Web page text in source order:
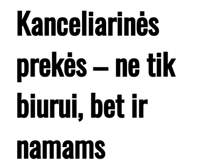
Kanceliarinės
prekės – ne tik
biurui, bet ir
namams